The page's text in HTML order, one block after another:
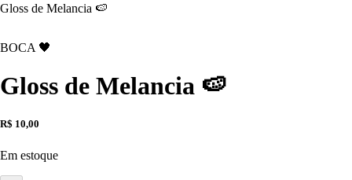
Gloss de Melancia 🍉
BOCA 🖤
Gloss de Melancia 🍉
R$ 10,00
Em estoque